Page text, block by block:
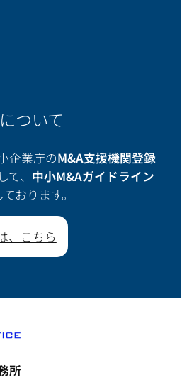
ついて
企業庁のM&A支援機関登録
て、 中小M&Aガイドライン
ております。
、こちら
所